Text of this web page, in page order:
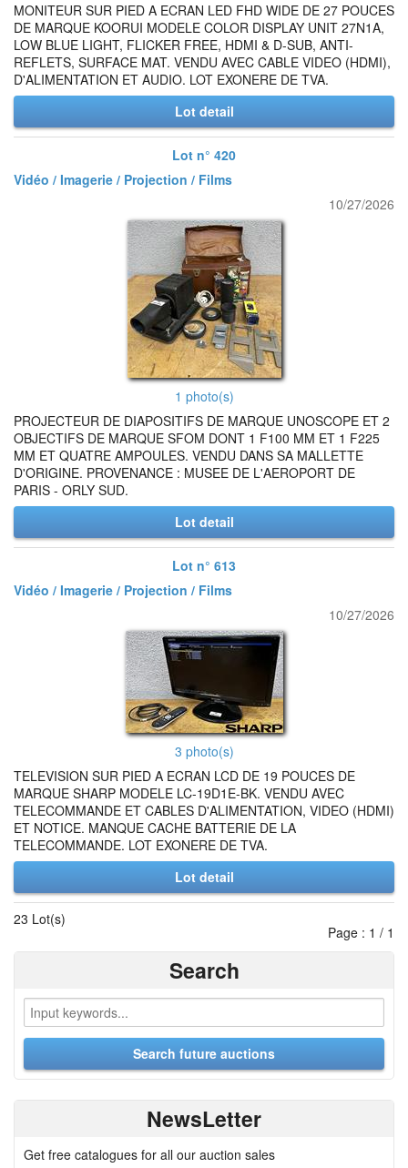
MONITEUR SUR PIED A ECRAN LED FHD WIDE DE 27 POUCES
DE MARQUE KOORUI MODELE COLOR DISPLAY UNIT 27N1A,
LOW BLUE LIGHT, FLICKER FREE, HDMI & D-SUB, ANTI-
REFLETS, SURFACE MAT. VENDU AVEC CABLE VIDEO (HDMI),
D'ALIMENTATION ET AUDIO. LOT EXONERE DE TVA.
Lot detail
Lot n° 420
Vidéo / Imagerie / Projection / Films
10/27/2026
1 photo(s)
PROJECTEUR DE DIAPOSITIFS DE MARQUE UNOSCOPE ET 2
OBJECTIFS DE MARQUE SFOM DONT 1 F100 MM ET 1 F225
MM ET QUATRE AMPOULES. VENDU DANS SA MALLETTE
D'ORIGINE. PROVENANCE : MUSEE DE L'AEROPORT DE
PARIS - ORLY SUD.
Lot detail
Lot n° 613
Vidéo / Imagerie / Projection / Films
10/27/2026
3 photo(s)
TELEVISION SUR PIED A ECRAN LCD DE 19 POUCES DE
MARQUE SHARP MODELE LC-19D1E-BK. VENDU AVEC
TELECOMMANDE ET CABLES D'ALIMENTATION, VIDEO (HDMI)
ET NOTICE. MANQUE CACHE BATTERIE DE LA
TELECOMMANDE. LOT EXONERE DE TVA.
Lot detail
23 Lot(s)
Page : 1 / 1
Search
NewsLetter
Get free catalogues for all our auction sales